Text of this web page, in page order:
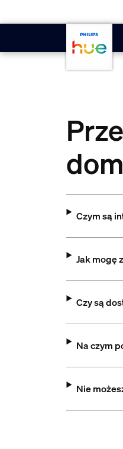
Czym są
Jak mogę
Czy są
Na czym
Nie